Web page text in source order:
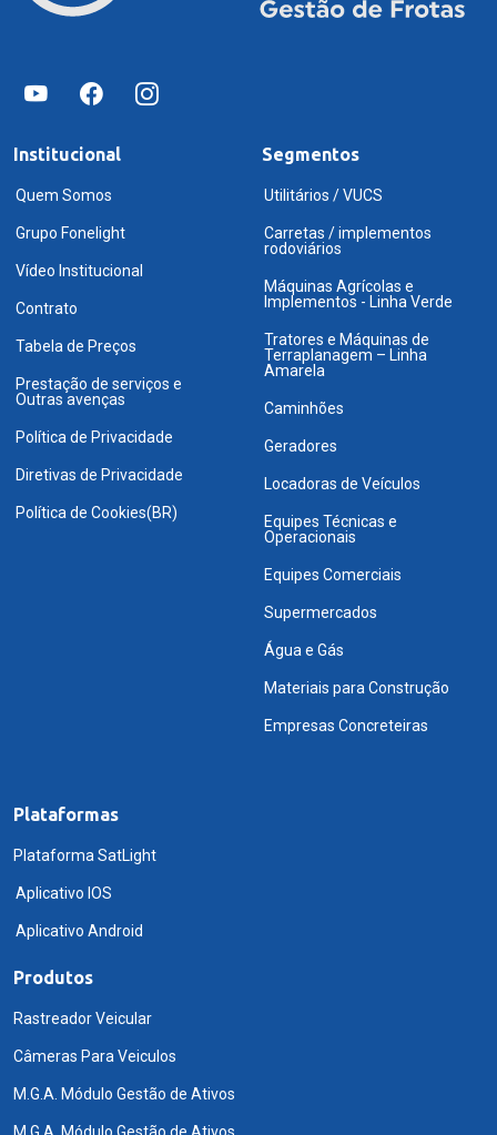
Institucional
Quem Somos
Grupo Fonelight
Vídeo Institucional
Contrato
Tabela de Preços
Prestação de serviços e
Outras avenças
Política de Privacidade
Diretivas de Privacidade
Política de Cookies(BR)
Segmentos
Utilitários / VUCS
Carretas / implementos
rodoviários
Máquinas Agrícolas e
Implementos - Linha Verde
Tratores e Máquinas de
Terraplanagem – Linha
Amarela
Caminhões
Geradores
Locadoras de Veículos
Equipes Técnicas e
Operacionais
Equipes Comerciais
Supermercados
Água e Gás
Materiais para Construção
Empresas Concreteiras
Plataformas
Plataforma SatLight
Aplicativo IOS
Aplicativo Android
Produtos
Rastreador Veicular
Câmeras Para Veiculos
M.G.A. Módulo Gestão de Ativos